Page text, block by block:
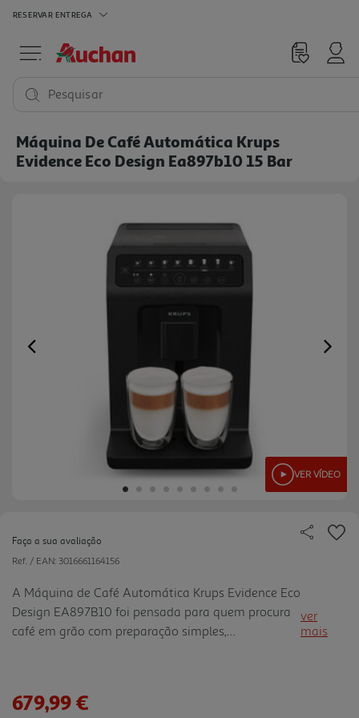
RESERVAR ENTREGA
Pesquisar
Máquina De Café Automática Krups
Evidence Eco Design Ea897b10 15 Bar
Previous
VER VÍDEO
Faça a sua avaliação
Ref. / EAN: 3016661164156
A Máquina de Café Automática Krups Evidence Eco
Design EA897B10 foi pensada para quem procura
café em grão com preparação simples,
menor impacto com desempenho para o uso diário.
ver
mais
679,99 €